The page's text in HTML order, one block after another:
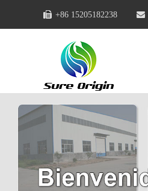
+86 15205182238